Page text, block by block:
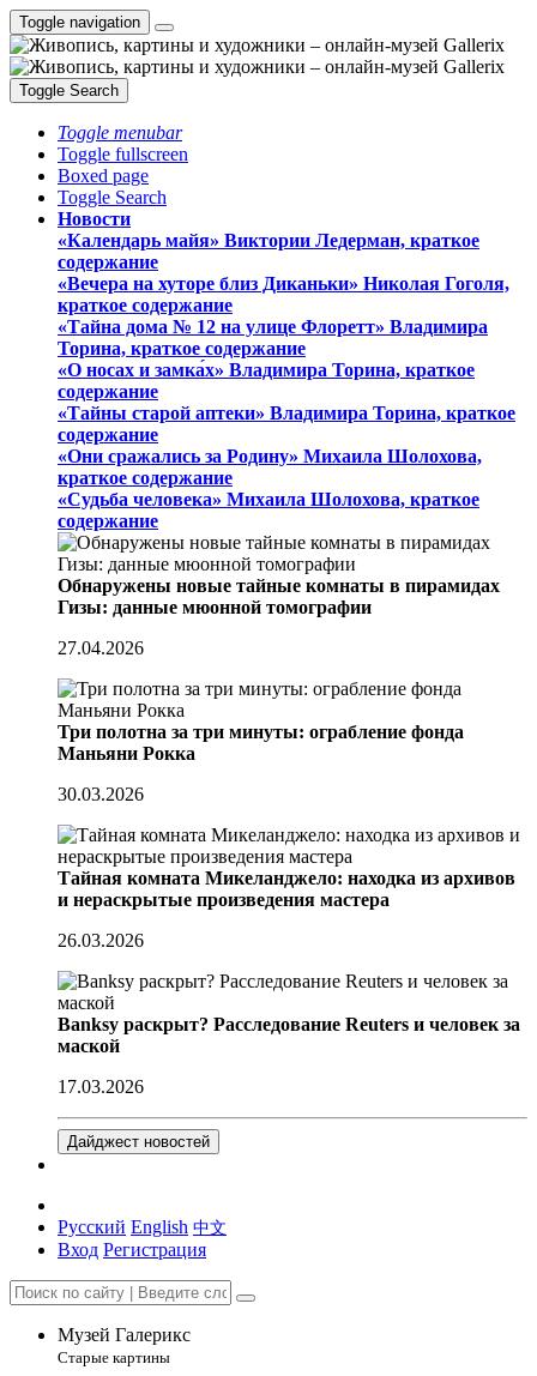
Toggle navigation
Toggle Search
Toggle menubar
Toggle fullscreen
Boxed page
Toggle Search
Новости
«Календарь майя» Виктории Ледерман, краткое
содержание
«Вечера на хуторе близ Диканьки» Николая Гоголя,
краткое содержание
«Тайна дома № 12 на улице Флоретт» Владимира
Торина, краткое содержание
«О носах и замка́х» Владимира Торина, краткое
содержание
«Тайны старой аптеки» Владимира Торина, краткое
содержание
«Они сражались за Родину» Михаила Шолохова,
краткое содержание
«Судьба человека» Михаила Шолохова, краткое
содержание
Обнаружены новые тайные комнаты в пирамидах
Гизы: данные мюонной томографии
27.04.2026
Три полотна за три минуты: ограбление фонда
Маньяни Рокка
30.03.2026
Тайная комната Микеланджело: находка из архивов
и нераскрытые произведения мастера
26.03.2026
Banksy раскрыт? Расследование Reuters и человек за
маской
17.03.2026
Дайджест новостей
Русский English 中文
Вход Регистрация
Музей Галерикс
Старые картины